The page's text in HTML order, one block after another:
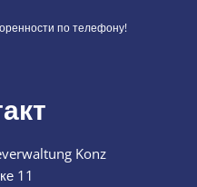
по телефону!
Konz
11